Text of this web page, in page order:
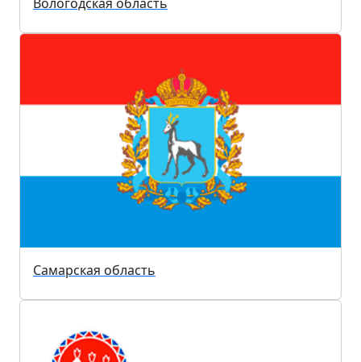
Самарская область